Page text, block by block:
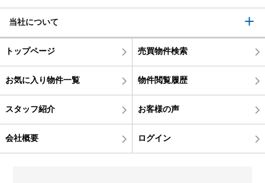
当社について
トップページ 売買物件検索
お気に入り物件一覧 物件閲覧履歴
スタッフ紹介 お客様の声
会社概要 ログイン